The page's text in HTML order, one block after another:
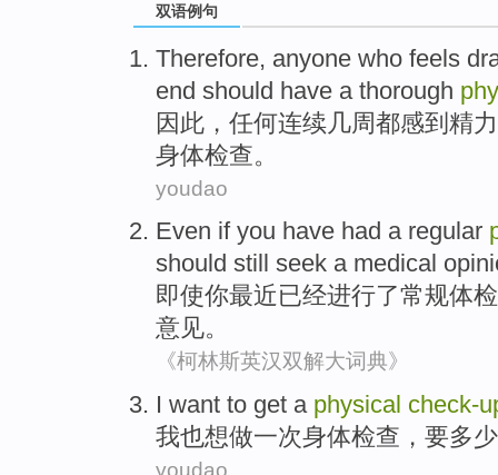
双语例句
Therefore, anyone who feels
end should have a thorough
因此 ， 任何连续几周都感到 精
身体检查。
youdao
Even if you have had a regular
should still seek a medical
即使你最近已经进行了常规体检
意见。
《柯林斯英汉双解大词典》
I want to get a physical check-
我也想做一次身体检查 ，要多少
youdao